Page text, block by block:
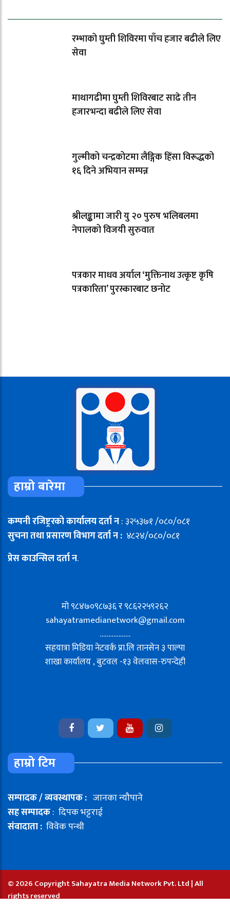
रम्भाको घुम्ती शिविरमा पाँच हजार बढीले लिए
सेवा
माथागढीमा घुम्ती शिविरबाट साढे तीन
हजारभन्दा बढीले लिए सेवा
गुल्मीको चन्द्रकोटमा लैङ्गिक हिंसा विरूद्धको
१६ दिने अभियान सम्पन्न
श्रीलङ्कामा जारी यु २० पुरुष भलिबलमा
नेपालको विजयी सुरुवात
पत्रकार माधव अर्याल ‘मुक्तिनाथ उत्कृष्ट कृषि
पत्रकारिता’ पुरस्कारबाट छनोट
हाम्रो बारेमा
कम्पनी रजिष्ट्ररको कार्यालय दर्ता न: ३२५३७१ /०८०/०८१
सुचना तथा प्रसारण विभाग दर्ता न : ४८२४/०८०/०८१
प्रेस काउन्सिल दर्ता न.
मो ९८४७०९८७३६ र ९८६२२५९२६२
sahayatramedianetwork@gmail.com
………………
सहयात्रा मिडिया नेटवर्क प्रा.लि तानसेन ३ पाल्पा
शाखा कार्यालय , बुटवल -१३ वेलवास-रुपन्देही
हाम्रो टिम
सम्पादक / व्यवस्थापक : जानका न्यौपाने
सह सम्पादक: दिपक भट्टराई
संवादाता : विवेक पन्थी
© 2026 Copyright Sahayatra Media Network Pvt. Ltd | All
rights reserved